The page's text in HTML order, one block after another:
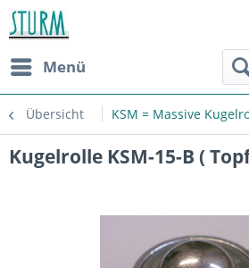
Menü
Übersicht KSM = Massive
Kugelrolle KSM-15-B (